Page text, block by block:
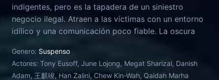
indigentes, pero es la tapadera de un siniestro
negocio ilegal. Atraen a las víctimas con un entorno
idílico y una comunicación poco fiable. La oscura
cálida hospitalidad.
Genero: Suspenso
Actores: Tony Eusoff, June Lojong, Megat Sharizal, Danish
Adam, 王麒竣, Han Zalini, Chew Kin-Wah, Qaidah Marha